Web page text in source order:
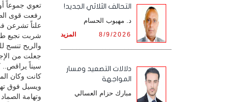
تعوي جموعاً
رفعت قوى
علناً تشرعن
شربت نجيع
والريح تنسج
جعلت من
سيناً
كانت وكان
ويسيل فوق
وتهامة
التحالف الثلاثي الجديد!
د. مهيوب الحسام
المزيد 8/9/2026
دلالات التصعيد ومسار
المواجهة
مبارك حزام العسالي